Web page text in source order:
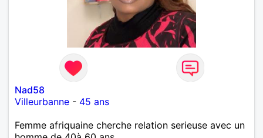
Nad58
Villeurbanne - 45 ans
Femme afriquaine cherche relation serieuse avec un